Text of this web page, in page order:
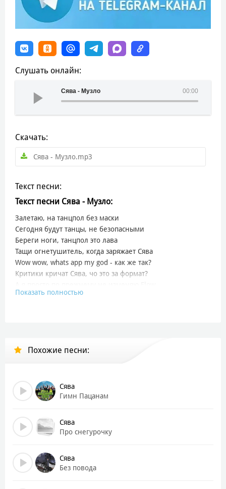
Слушать онлайн:
00:00
Сява - Музло
Скачать:
Сява - Музло.mp3
Текст песни:
Текст песни Сява - Музло:
Залетаю, на танцпол без маски
Сегодня будут танцы, не безопасными
Береги ноги, танцпол это лава
Тащи огнетушитель, когда заряжает Сява
Wow wow, whats app my god - как же так?
Критики кричат Сява, чо это за формат?
И делаю то самое качёвое музло
Тик токи и топы не то, под это не топится в пол
И делаю, то самое качёвое музло
Показать полностью
Похожие песни:
Сява
Гимн Пацанам
Сява
Про снегурочку
Сява
Без повода